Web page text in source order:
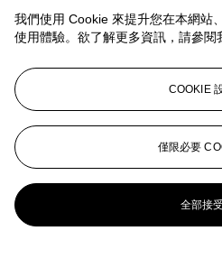
我們使用 Cookie 來提升您在本網站
使用體驗。欲了解更多資訊，請參閱
COOKIE
僅限必要
全部接受